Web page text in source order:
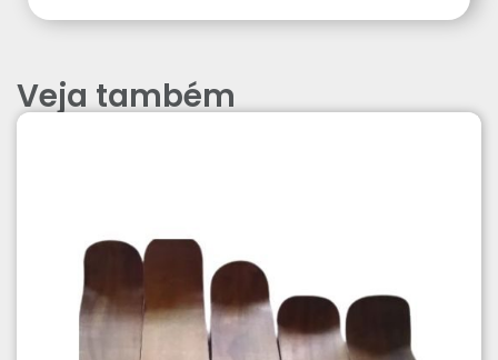
Veja também